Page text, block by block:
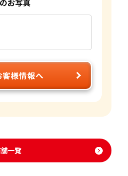
たら是非おたからやをご利用くだ
お写真
客様情報へ
一覧